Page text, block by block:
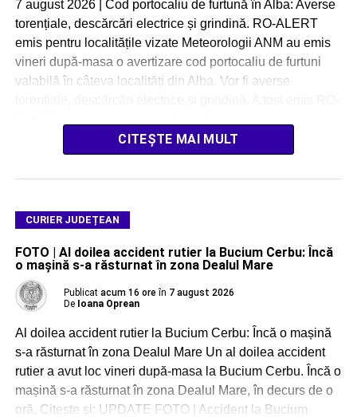
7 august 2026 | Cod portocaliu de furtună în Alba: Averse
torențiale, descărcări electrice și grindină. RO-ALERT
emis pentru localitățile vizate Meteorologii ANM au emis
vineri după-masa o avertizare cod portocaliu de furtuni
valabilă în câteva localități din Alba. Vor fi averse
CITEȘTE MAI MULT
CURIER JUDEȚEAN
FOTO | Al doilea accident rutier la Bucium Cerbu: Încă
o mașină s-a răsturnat în zona Dealul Mare
Publicat acum 16 ore în 7 august 2026
De Ioana Oprean
Al doilea accident rutier la Bucium Cerbu: Încă o mașină
s-a răsturnat în zona Dealul Mare Un al doilea accident
rutier a avut loc vineri după-masa la Bucium Cerbu. Încă o
mașină s-a răsturnat în zona Dealul Mare, în decurs de o
oră. Citește și: UPDATE FOTO | Accident la Bucium